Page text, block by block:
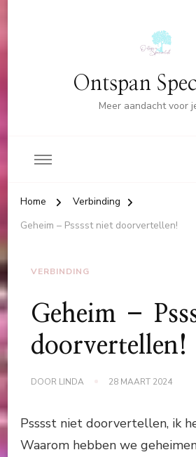
Ontspan
Meer aandacht voor
Home
Verbinding
Geheim – Psssst niet doorvertellen!
VERBINDING
Geheim –
doorvertellen!
DOOR LINDA 28 MAART 2024
Psssst niet doorvertellen, ik
Waarom hebben we